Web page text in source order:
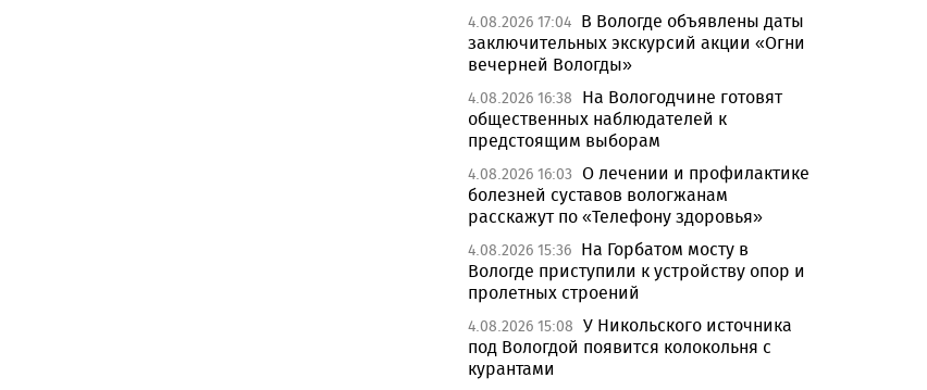
4.08.2026 17:04 В Вологде объявлены даты
заключительных экскурсий акции «Огни
вечерней Вологды»
4.08.2026 16:38
На Вологодчине готовят
общественных наблюдателей к
предстоящим выборам
4.08.2026 16:03 О лечении и профилактике
болезней суставов вологжанам
расскажут по «Телефону здоровья»
4.08.2026 15:36 На Горбатом мосту в
Вологде приступили к устройству опор и
пролетных строений
4.08.2026 15:08 У Никольского источника
под Вологдой появится колокольня с
курантами